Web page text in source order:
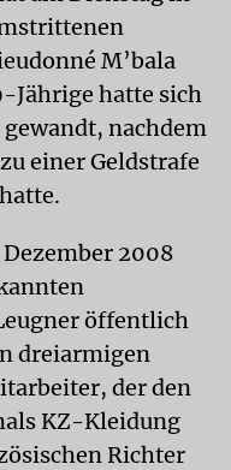
M’bala
Jährige hatte sich
nachdem
einer Geldstrafe
2008
öffentlich
dreiarmigen
der den
KZ-Kleidung
Richter